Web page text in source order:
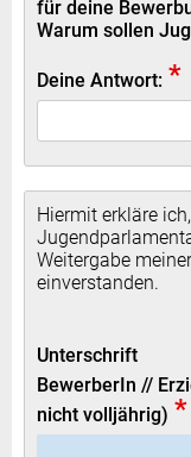
für deine
Warum sollen
Deine Antwort: *
Hiermit erkläre
Weitergabe
einverstanden.
Unterschrift
BewerberIn //
nicht volljährig) *